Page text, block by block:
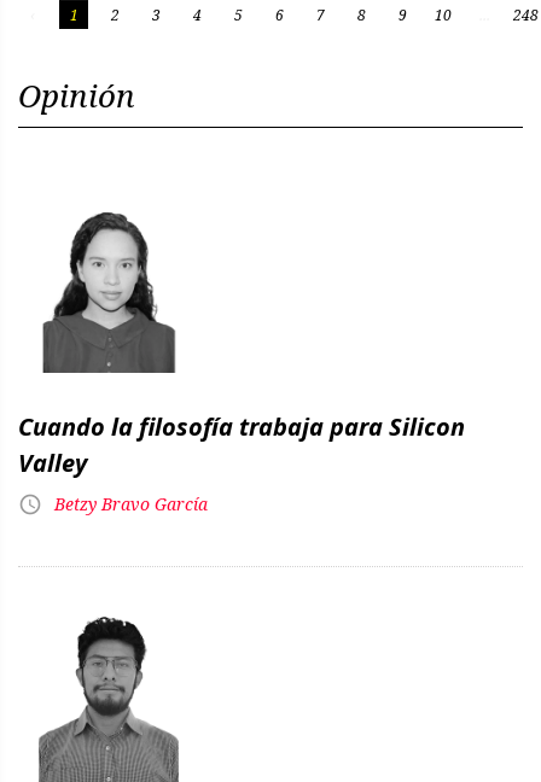
1 2 3 4 5 6 7 8 9 10 248
Opinión
Cuando la filosofía trabaja para Silicon
Valley
Betzy Bravo García